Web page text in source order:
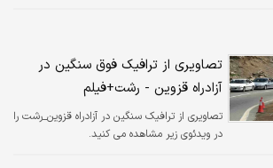
خود پروژه آزادراهی را احداث کرده و بعد از مدتی
عوارض، در نهایت دوره بازگشت سرمایه را طی کرده و بعد از
واگذار می‌کند. عدم‌توجیه‏‏‌پذیری اقتصادی…
تصاویری از ترافیک فوق سنگین در
آزادراه قزوین - رشت+فیلم
تصاویری از ترافیک سنگین در آزادراه قزوین_رشت را
در ویدئوی زیر مشاهده می کنید.